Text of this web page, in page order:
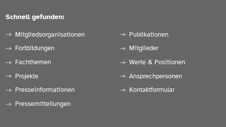
Schnell gefunden:
Mitgliedsorganisationen
Fortbildungen
Fachthemen
Projekte
Presseinformationen
Pressemitteilungen
Publikationen
Mitglieder
Werte & Positionen
Ansprechpersonen
Kontaktformular